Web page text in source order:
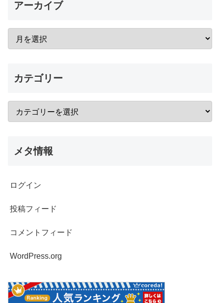
アーカイブ
カテゴリー
メタ情報
ログイン
投稿フィード
コメントフィード
WordPress.org